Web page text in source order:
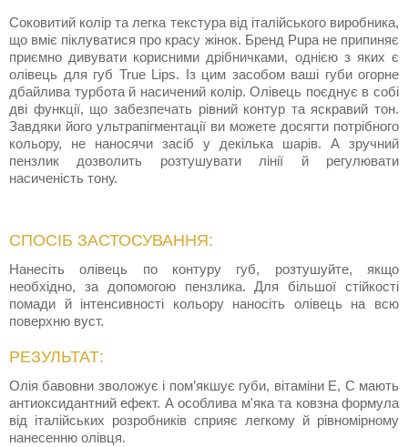
Соковитий колір та легка текстура від італійського виробника,
що вміє піклуватися про красу жінок. Бренд Pupa не припиняє
приємно дивувати корисними дрібничками, однією з яких є
олівець для губ True Lips. Із цим засобом ваші губи огорне
дбайлива турбота й насичений колір. Олівець поєднує в собі
дві функції, що забезпечать рівний контур та яскравий тон.
Завдяки його ультрапігментації ви можете досягти потрібного
кольору, не наносячи засіб у декілька шарів. А зручний
пензлик дозволить розтушувати лінії й регулювати
насиченість тону.
СПОСІБ ЗАСТОСУВАННЯ:
Нанесіть олівець по контуру губ, розтушуйте, якщо
необхідно, за допомогою пензлика. Для більшої стійкості
помади й інтенсивності кольору наносіть олівець на всю
поверхню вуст.
РЕЗУЛЬТАТ:
Олія бавовни зволожує і пом’якшує губи, вітаміни Е, С мають
антиоксидантний ефект. А особлива м'яка та ковзна формула
від італійських розробників сприяє легкому й рівномірному
нанесенню олівця.